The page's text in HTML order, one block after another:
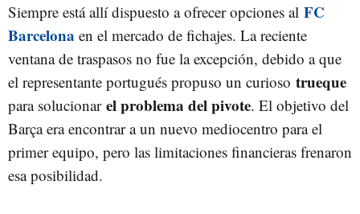
Siempre está allí dispuesto a ofrecer opciones al FC
Barcelona en el mercado de fichajes. La reciente
ventana de traspasos no fue la excepción, debido a que
el representante portugués propuso un curioso trueque
para solucionar el problema del pivote. El objetivo del
Barça era encontrar a un nuevo mediocentro para el
primer equipo, pero las limitaciones financieras frenaron
esa posibilidad.